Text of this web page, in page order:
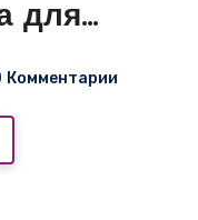
для
Комментарии